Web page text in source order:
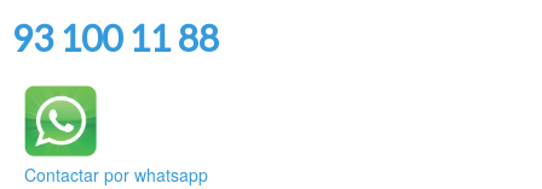
93 100 11 88
Contactar por whatsapp